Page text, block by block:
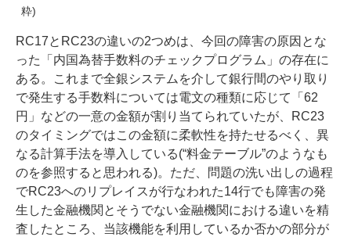
粋)
RC17とRC23の違いの2つめは、今回の障害の原因とな
った「内国為替手数料のチェックプログラム」の存在に
ある。これまで全銀システムを介して銀行間のやり取り
で発生する手数料については電文の種類に応じて「62
円」などの一意の金額が割り当てられていたが、RC23
のタイミングではこの金額に柔軟性を持たせるべく、異
なる計算手法を導入している(“料金テーブル”のようなも
のを参照すると思われる)。ただ、問題の洗い出しの過程
でRC23へのリプレイスが行なわれた14行でも障害の発
生した金融機関とそうでない金融機関における違いを精
査したところ、当該機能を利用しているか否かの部分が